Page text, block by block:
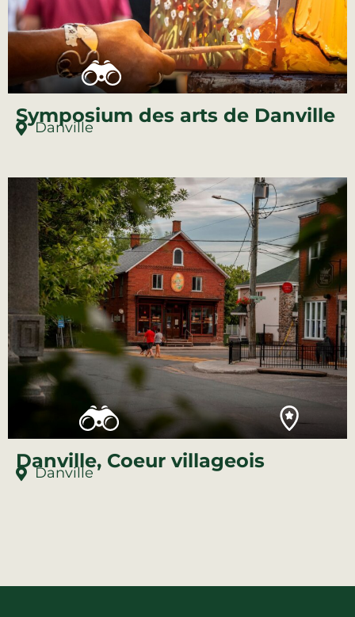
Symposium des arts de Danville
Danville
Danville, Coeur villageois
Danville